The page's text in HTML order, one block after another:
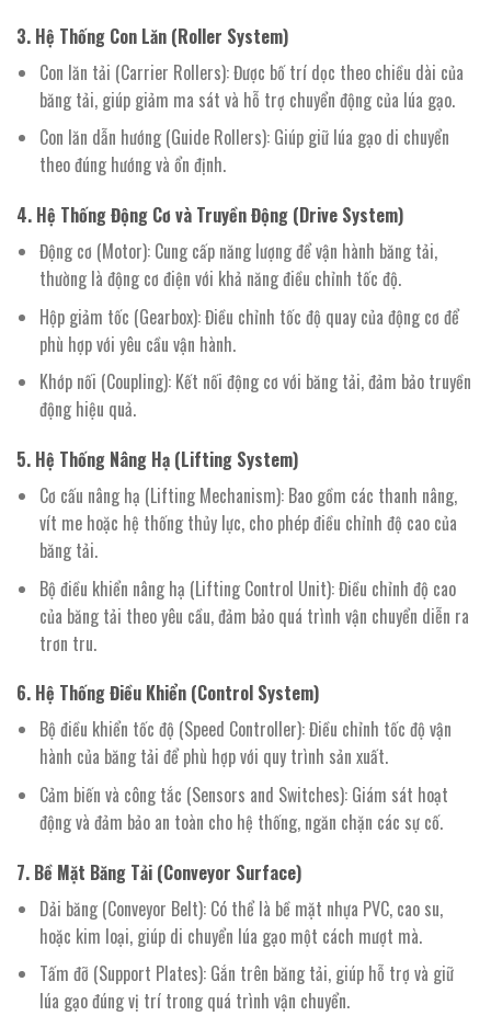
3. Hệ Thống Con Lăn (Roller System)
Con lăn tải (Carrier Rollers): Được bố trí dọc theo chiều dài của
băng tải, giúp giảm ma sát và hỗ trợ chuyển động của lúa gạo.
Con lăn dẫn hướng (Guide Rollers): Giúp giữ lúa gạo di chuyển
theo đúng hướng và ổn định.
4. Hệ Thống Động Cơ và Truyền Động (Drive System)
Động cơ (Motor): Cung cấp năng lượng để vận hành băng tải,
thường là động cơ điện với khả năng điều chỉnh tốc độ.
Hộp giảm tốc (Gearbox): Điều chỉnh tốc độ quay của động cơ để
phù hợp với yêu cầu vận hành.
Khớp nối (Coupling): Kết nối động cơ với băng tải, đảm bảo truyền
động hiệu quả.
5. Hệ Thống Nâng Hạ (Lifting System)
Cơ cấu nâng hạ (Lifting Mechanism): Bao gồm các thanh nâng,
vít me hoặc hệ thống thủy lực, cho phép điều chỉnh độ cao của
băng tải.
Bộ điều khiển nâng hạ (Lifting Control Unit): Điều chỉnh độ cao
của băng tải theo yêu cầu, đảm bảo quá trình vận chuyển diễn ra
trơn tru.
6. Hệ Thống Điều Khiển (Control System)
Bộ điều khiển tốc độ (Speed Controller): Điều chỉnh tốc độ vận
hành của băng tải để phù hợp với quy trình sản xuất.
Cảm biến và công tắc (Sensors and Switches): Giám sát hoạt
động và đảm bảo an toàn cho hệ thống, ngăn chặn các sự cố.
7. Bề Mặt Băng Tải (Conveyor Surface)
Dải băng (Conveyor Belt): Có thể là bề mặt nhựa PVC, cao su,
hoặc kim loại, giúp di chuyển lúa gạo một cách mượt mà.
Tấm đỡ (Support Plates): Gắn trên băng tải, giúp hỗ trợ và giữ
lúa gạo đúng vị trí trong quá trình vận chuyển.